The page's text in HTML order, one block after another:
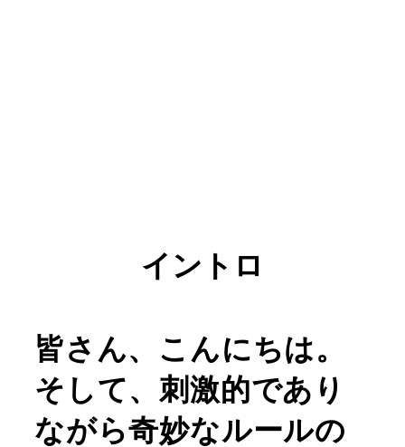
イントロ
皆さん、こんにちは。
そして、刺激的であり
ながら奇妙なルールの